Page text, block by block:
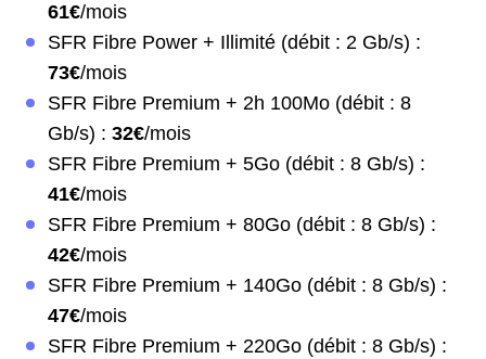
61€/mois
SFR Fibre Power + Illimité (débit : 2 Gb/s) :
73€/mois
SFR Fibre Premium + 2h 100Mo (débit : 8
Gb/s) : 32€/mois
SFR Fibre Premium + 5Go (débit : 8 Gb/s) :
41€/mois
SFR Fibre Premium + 80Go (débit : 8 Gb/s) :
42€/mois
SFR Fibre Premium + 140Go (débit : 8 Gb/s) :
47€/mois
SFR Fibre Premium + 220Go (débit : 8 Gb/s) :